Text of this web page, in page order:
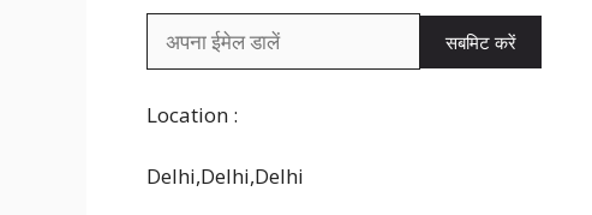
सबमिट करें
Location :
Delhi,Delhi,Delhi